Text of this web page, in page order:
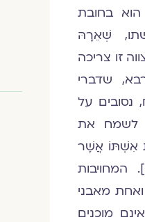
הוא בחובת
שְׁאֵרָהּ
זו צריכה
שדברי
על
לשמח את
אִשְׁתּוֹ אֲשֶׁר
לָקָח" (פסחים עב, ב)[1]. המחויבות
מאבני
מוכנים